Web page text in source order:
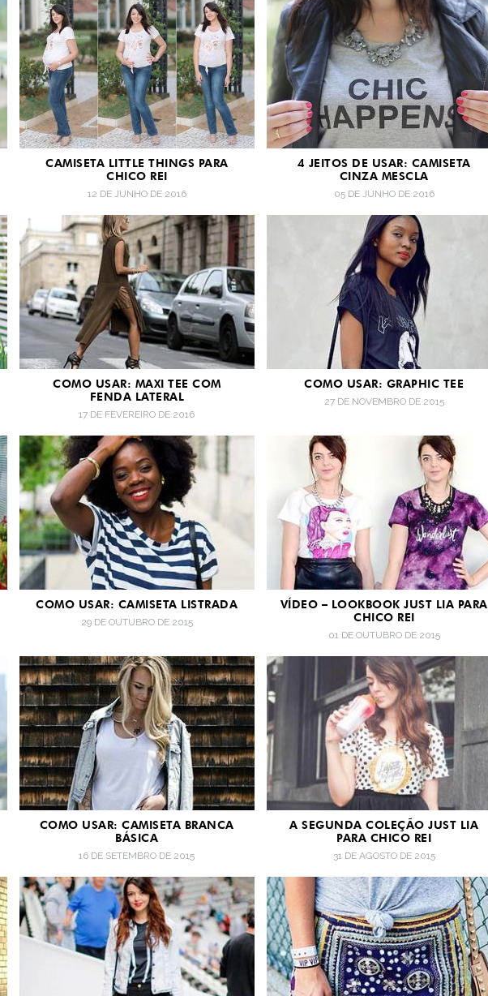
CAMISETA LITTLE THINGS PARA
CHICO REI
12 DE JUNHO DE 2016
4 JEITOS DE USAR: CAMISETA
CINZA MESCLA
05 DE JUNHO DE 2016
COMO USAR: MAXI TEE COM
FENDA LATERAL
17 DE FEVEREIRO DE 2016
COMO USAR: GRAPHIC TEE
27 DE NOVEMBRO DE 2015
COMO USAR: CAMISETA LISTRADA
29 DE OUTUBRO DE 2015
VÍDEO – LOOKBOOK JUST LIA PARA
CHICO REI
01 DE OUTUBRO DE 2015
COMO USAR: CAMISETA BRANCA
BÁSICA
16 DE SETEMBRO DE 2015
A SEGUNDA COLEÇÃO JUST LIA
PARA CHICO REI
31 DE AGOSTO DE 2015